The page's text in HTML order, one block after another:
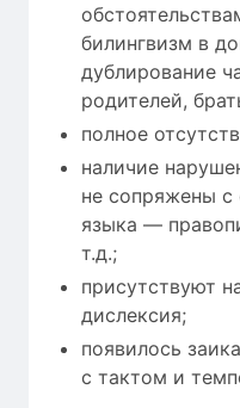
билингвизм в
дублирование
родителей,
полное
наличие
не сопряжены
языка —
т.д.;
присутствуют
дислексия;
появилось
с тактом и